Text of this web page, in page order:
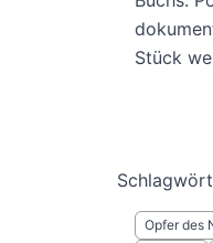
Stück
Opfer des